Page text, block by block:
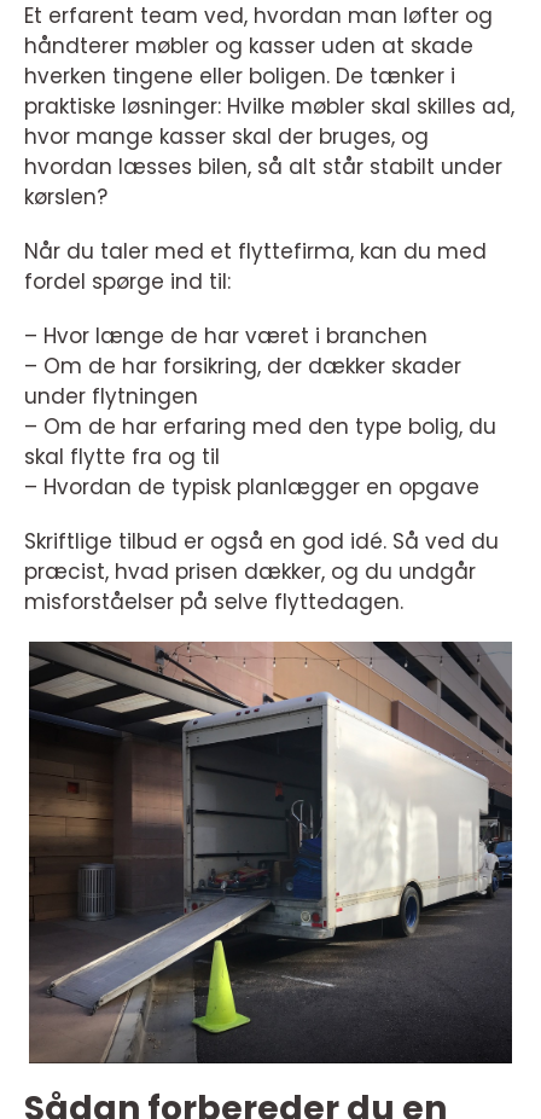
Et erfarent team ved, hvordan man løfter og
håndterer møbler og kasser uden at skade
hverken tingene eller boligen. De tænker i
praktiske løsninger: Hvilke møbler skal skilles ad,
hvor mange kasser skal der bruges, og
hvordan læsses bilen, så alt står stabilt under
kørslen?
Når du taler med et flyttefirma, kan du med
fordel spørge ind til:
– Hvor længe de har været i branchen
– Om de har forsikring, der dækker skader
under flytningen
– Om de har erfaring med den type bolig, du
skal flytte fra og til
– Hvordan de typisk planlægger en opgave
Skriftlige tilbud er også en god idé. Så ved du
præcist, hvad prisen dækker, og du undgår
misforståelser på selve flyttedagen.
Sådan forbereder du en